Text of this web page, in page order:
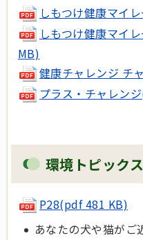
しもつけ健康マイ
しもつけ健康マイ
MB)
健康チャレンジ チ
プラス・チャレン
環境トピックス
P28(pdf 481 KB)
あなたの犬や猫がご